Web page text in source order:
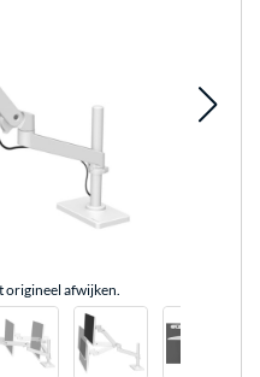
origineel afwijken.